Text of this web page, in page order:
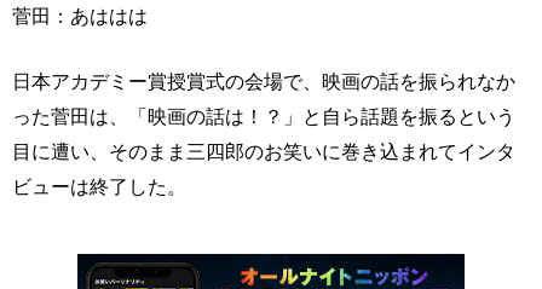
菅田：あははは
日本アカデミー賞授賞式の会場で、映画の話を振られなか
った菅田は、「映画の話は！？」と自ら話題を振るという
目に遭い、そのまま三四郎のお笑いに巻き込まれてインタ
ビューは終了した。